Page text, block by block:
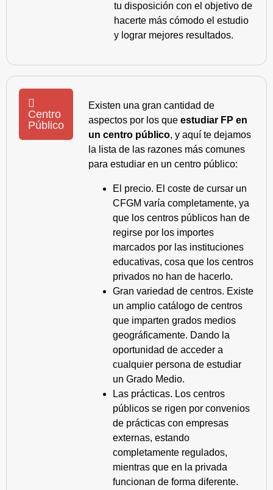
tu disposición con el objetivo de
hacerte más cómodo el estudio
y lograr mejores resultados.
Centro
Público
Existen una gran cantidad de
aspectos por los que estudiar FP en
un centro público, y aquí te dejamos
la lista de las razones más comunes
para estudiar en un centro público:
El precio. El coste de cursar un
CFGM varía completamente, ya
que los centros públicos han de
regirse por los importes
marcados por las instituciones
educativas, cosa que los centros
privados no han de hacerlo.
Gran variedad de centros. Existe
un amplio catálogo de centros
que imparten grados medios
geográficamente. Dando la
oportunidad de acceder a
cualquier persona de estudiar
un Grado Medio.
Las prácticas. Los centros
públicos se rigen por convenios
de prácticas con empresas
externas, estando
completamente regulados,
mientras que en la privada
funcionan de forma diferente.